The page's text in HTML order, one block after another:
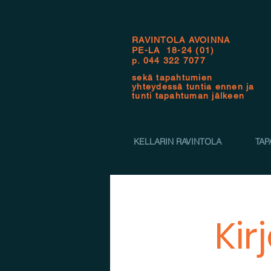
RAVINTOLA AVOINNA
PE-LA 18-24 (01)
p. 044 322 7077
sekä tapahtumien
yhteydessä tuntia ennen ja
tunti tapahtuman jälkeen
KELLARIN RAVINTOLA